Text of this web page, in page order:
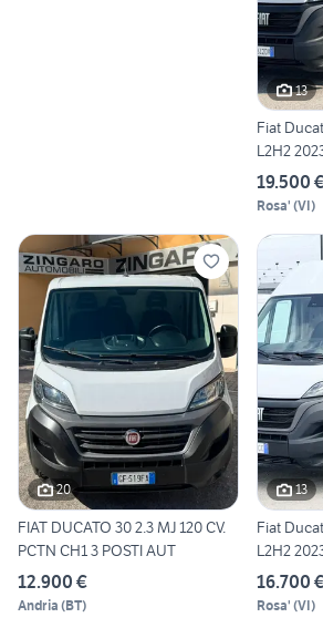
13
Fiat
L2H2
19.500
Rosa' (VI)
20
FIAT DUCATO 30 2.3 MJ 120 CV.
PCTN CH1 3 POSTI AUT
12.900 €
Andria (BT)
13
Fiat
L2H2
16.700
Rosa' (VI)